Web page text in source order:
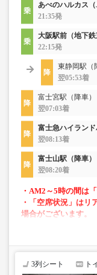
あべのハルカス（
21:35発
大阪駅前（地下鉄
22:15発
東静岡駅（
翌05:53着
富士宮駅（降車）
翌07:03着
富士急ハイランド
翌08:13着
富士山駅（降車）
翌08:20着
・AM2～5時の間は
・「空席状況」はリ
場合がございます。
・車両は予告なく変
じめご了承ください
3列シート ト